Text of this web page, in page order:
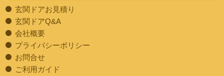
玄関ドアお見積り
玄関ドアQ&A
会社概要
プライバシーポリシー
お問合せ
ご利用ガイド